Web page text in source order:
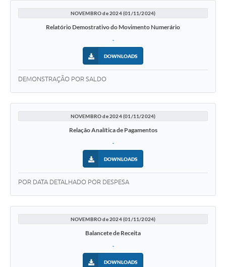
NOVEMBRO de 2024 (01/11/2024)
Relatório Demostrativo do Movimento Numerário
.
DOWNLOADS
DEMONSTRAÇÃO POR SALDO
NOVEMBRO de 2024 (01/11/2024)
Relação Analítica de Pagamentos
.
DOWNLOADS
POR DATA DETALHADO POR DESPESA
NOVEMBRO de 2024 (01/11/2024)
Balancete de Receita
.
DOWNLOADS